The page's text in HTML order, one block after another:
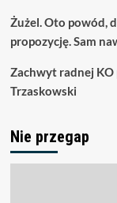
Żużel. Oto powód,
propozycję. Sam
Zachwyt radnej KO
Trzaskowski
Nie przegap